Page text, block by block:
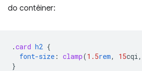
do contêiner:
.card h2 {
font-size : clamp(1.5rem, 15cqi,
}